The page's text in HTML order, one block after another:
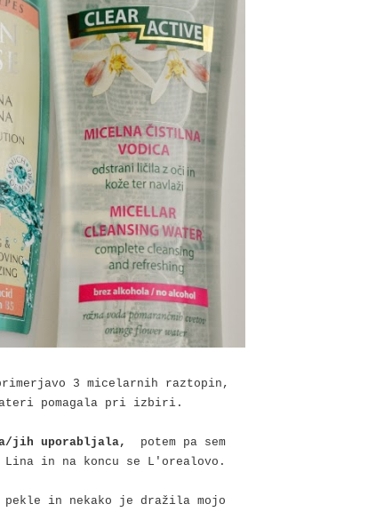
3 micelarnih raztopin,
pomagala pri izbiri.
jih uporabljala,
potem pa sem
in na koncu se L'orealovo.
in nekako je dražila mojo